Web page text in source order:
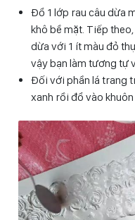
Đổ 1 lớp rau câu dừa
khô bề mặt. Tiếp
dừa với 1 ít màu đỏ
vậy bạn làm tương tự
Đối với phần lá trang
xanh rồi đổ vào